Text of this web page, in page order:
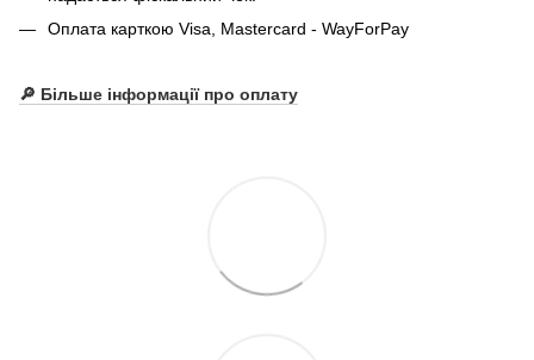
Оплата карткою Visa, Mastercard - WayForPay
🔎 Більше інформації про оплату